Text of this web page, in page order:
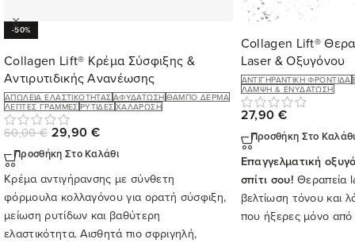
-50%
Collagen Lift® Κρέμα Σύσφιξης &
Αντιρυτιδικής Ανανέωσης
ΑΠΏΛΕΙΑ ΕΛΑΣΤΙΚΌΤΗΤΑΣΑΦΥΔΆΤΩΣΗΘΑΜΠΌ ΔΈΡΜΑ
ΛΕΠΤΈΣ ΓΡΑΜΜΈΣΡΥΤΊΔΕΣΧΑΛΆΡΩΣΗ
60,00€ 29,90 €
Προσθήκη Στο Καλάθι
Κρέμα αντιγήρανσης με σύνθετη
φόρμουλα κολλαγόνου για ορατή σύσφιξη,
μείωση ρυτίδων και βαθύτερη
ελαστικότητα. Αισθητά πιο σφριγηλή,
Collagen Lift®
Laser & Οξυγόνου
ΑΝΤΙΓΗΡΑΝΤΙΚΉ ΦΡΟΝΤΊΔΑ
ΛΆΜΨΗ & ΕΝΥΔΆΤΩΣΗ
27,90 €
Προσθήκη Στο Καλάθι
Επαγγελματική
σπίτι σου! Θεραπεία
βελτίωση τόνου
που ήξερες μόνο από